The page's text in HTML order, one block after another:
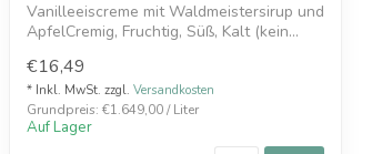
Vanilleeiscreme mit Waldmeistersirup und
ApfelCremig, Fruchtig, Süß, Kalt (kein...
€16,49
* Inkl. MwSt. zzgl. Versandkosten
Grundpreis: €1.649,00 / Liter
Auf Lager